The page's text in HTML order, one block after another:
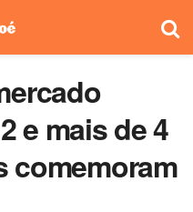
e mais de 4
comemoram